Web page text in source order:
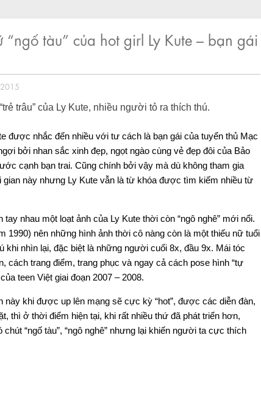
tàu” của hot girl Ly Kute – bạn gái
trâu” của Ly Kute, nhiều người tỏ ra thích thú.
được nhắc đến nhiều với tư cách là bạn gái của tuyển thủ Mạc
bởi nhan sắc xinh đẹp, ngọt ngào cùng vẻ đẹp đôi của Bảo
cạnh bạn trai. Cũng chính bởi vậy mà dù không tham gia
gian này nhưng Ly Kute vẫn là từ khóa được tìm kiếm nhiều từ
nhau một loạt ảnh của Ly Kute thời còn “ngô nghê” mới nổi.
1990) nên những hình ảnh thời cô nàng còn là một thiếu nữ tuổi
khi nhìn lại, đặc biệt là những người cuối 8x, đầu 9x. Mái tóc
cách trang điểm, trang phục và ngay cả cách pose hình “tự
teen Việt giai đoạn 2007 – 2008.
này khi được up lên mạng sẽ cực kỳ “hot”, được các diễn đàn,
thì ở thời điểm hiện tại, khi rất nhiều thứ đã phát triển hơn,
“ngố tàu”, “ngô nghê” nhưng lại khiến người ta cực thích